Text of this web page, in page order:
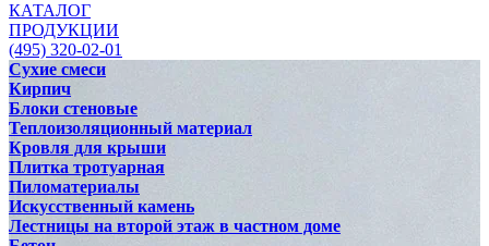
КАТАЛОГ
ПРОДУКЦИИ
(495) 320-02-01
Сухие смеси
Кирпич
Блоки стеновые
Теплоизоляционный материал
Кровля для крыши
Плитка тротуарная
Пиломатериалы
Искусственный камень
Лестницы на второй этаж в частном доме